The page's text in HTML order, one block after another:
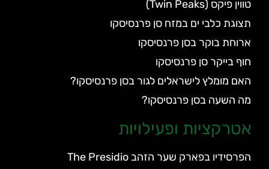
טווין פיקס (Twin Peaks)
תצוגת כלבי ים במזח סן פרנסיסקו
ארוחת בוקר בסן פרנסיסקו
חוף בייקר סן פרנסיסקו
האם מומלץ לישראלים לגור בסן פרנסיסקו?
מה השעה בסן פרנסיסקו?
אטרקציות ופעילויות
הפרסידיו בפארק שער הזהב The Presidio